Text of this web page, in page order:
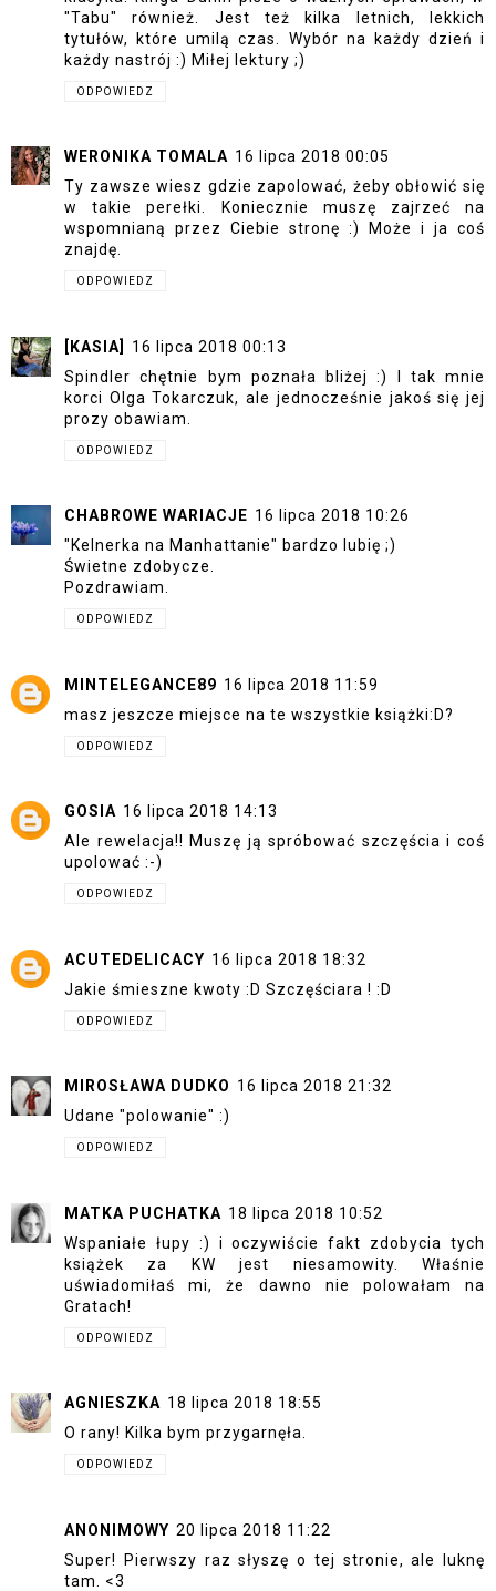
"Tabu" również. Jest też kilka letnich, lekkich
tytułów, które umilą czas. Wybór na każdy dzień i
każdy nastrój :) Miłej lektury ;)
ODPOWIEDZ
WERONIKA TOMALA 16 lipca 2018 00:05
Ty zawsze wiesz gdzie zapolować, żeby obłowić się
w takie perełki. Koniecznie muszę zajrzeć na
wspomnianą przez Ciebie stronę :) Może i ja coś
znajdę.
ODPOWIEDZ
[KASIA]
16 lipca 2018 00:13
Spindler chętnie bym poznała bliżej :) I tak mnie
korci Olga Tokarczuk, ale jednocześnie jakoś się jej
prozy obawiam.
ODPOWIEDZ
CHABROWE WARIACJE 16 lipca 2018 10:26
"Kelnerka na Manhattanie" bardzo lubię ;)
Świetne zdobycze.
Pozdrawiam.
ODPOWIEDZ
MINTELEGANCE89 16 lipca 2018 11:59
masz jeszcze miejsce na te wszystkie książki:D?
ODPOWIEDZ
GOSIA 16 lipca 2018 14:13
Ale rewelacja!! Muszę ją spróbować szczęścia i coś
upolować :-)
ODPOWIEDZ
ACUTEDELICACY 16 lipca 2018 18:32
Jakie śmieszne kwoty :D Szczęściara ! :D
ODPOWIEDZ
MIROSŁAWA DUDKO 16 lipca 2018 21:32
Udane "polowanie" :)
ODPOWIEDZ
MATKA PUCHATKA 18 lipca 2018 10:52
Wspaniałe łupy :) i oczywiście fakt zdobycia tych
książek za KW jest niesamowity. Właśnie
uświadomiłaś mi, że dawno nie polowałam na
Gratach!
ODPOWIEDZ
AGNIESZKA 18 lipca 2018 18:55
O rany! Kilka bym przygarnęła.
ODPOWIEDZ
ANONIMOWY 20 lipca 2018 11:22
Super! Pierwszy raz słyszę o tej stronie, ale luknę
tam. <3